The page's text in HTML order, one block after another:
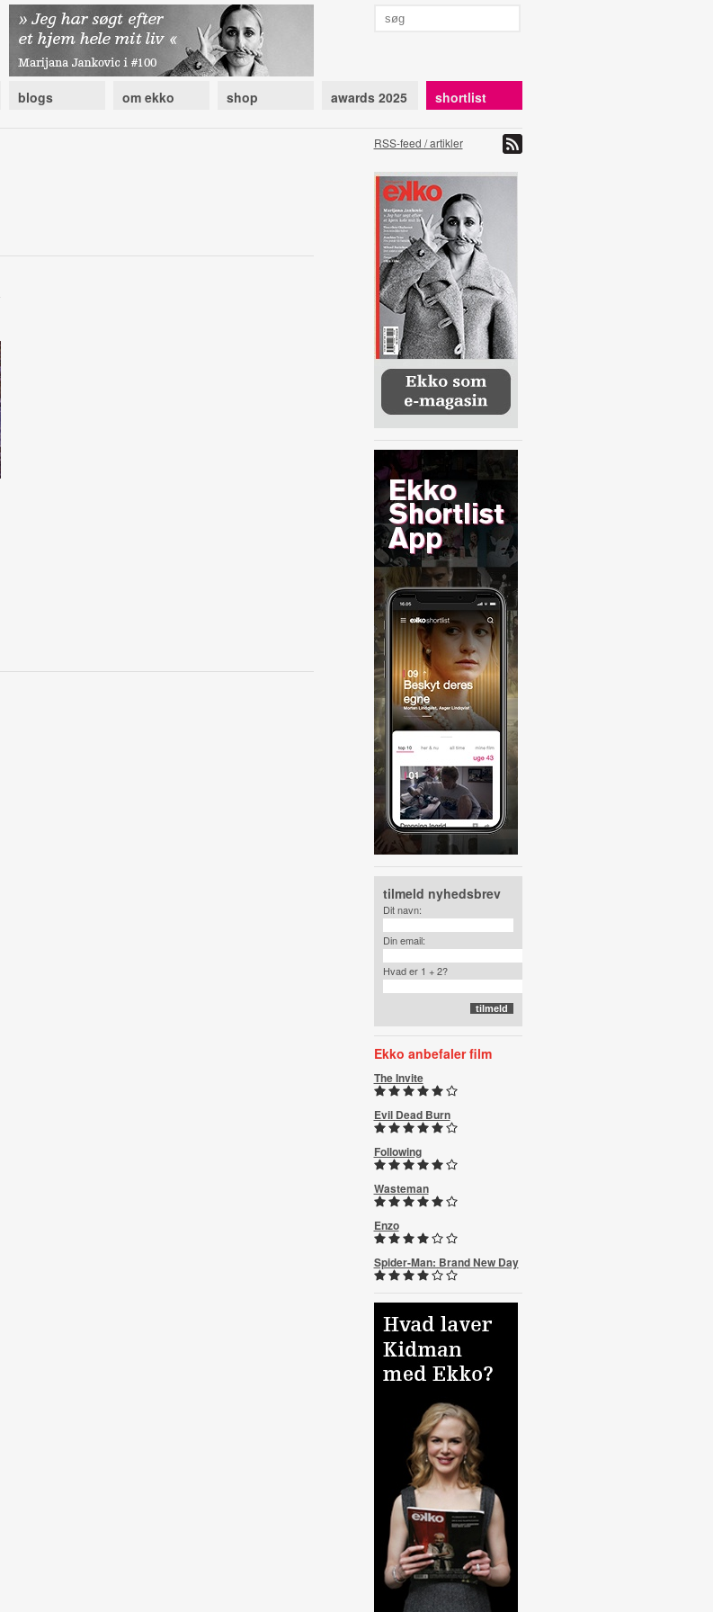
blogs om ekko shop awards 2025 shortlist
RSS-feed / artikler
tilmeld nyhedsbrev
Dit navn:
Din email:
Hvad er 1 + 2?
Ekko anbefaler film
The Invite
Evil Dead Burn
Following
Wasteman
Enzo
Spider-Man: Brand New Day